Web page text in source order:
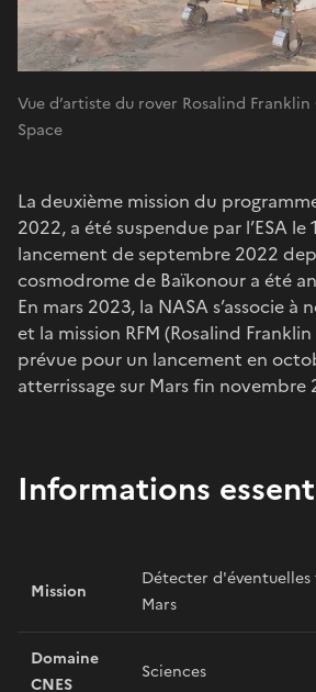
Vue d’artiste du rover Rosalind
Space
La deuxième mission du
2022, a été suspendue par l’ESA le
lancement de septembre 2022
cosmodrome de Baïkonour a été
En mars 2023, la NASA s’associe à
et la mission RFM (Rosalind
prévue pour un lancement en
atterrissage sur Mars fin novembre
Informations
Mission
Détecter d'éventuelles
Mars
Domaine
CNES
Sciences